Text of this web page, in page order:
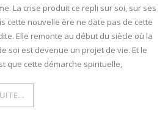
La crise produit ce repli sur soi, sur ses
cette nouvelle ère ne date pas de cette
Elle remonte au début du siècle où la
soi est devenue un projet de vie. Et le
que cette démarche spirituelle,